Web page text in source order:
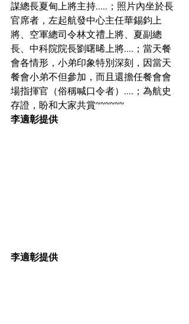
謀總長夏甸上將主持.....；照片內坐於長
官席者，左起航發中心主任華錫鈞上
將、空軍總司令林文禮上將、夏副總
長、中科院院長劉曙晞上將....；當天餐
會各情形，小弟印象特別深刻，因當天
餐會小弟不但參加，而且還擔任餐會會
場指揮官（俗稱喊口令者）....；為航史
存證，盼和大家共賞~~~~~~
李適彰提供
李適彰提供